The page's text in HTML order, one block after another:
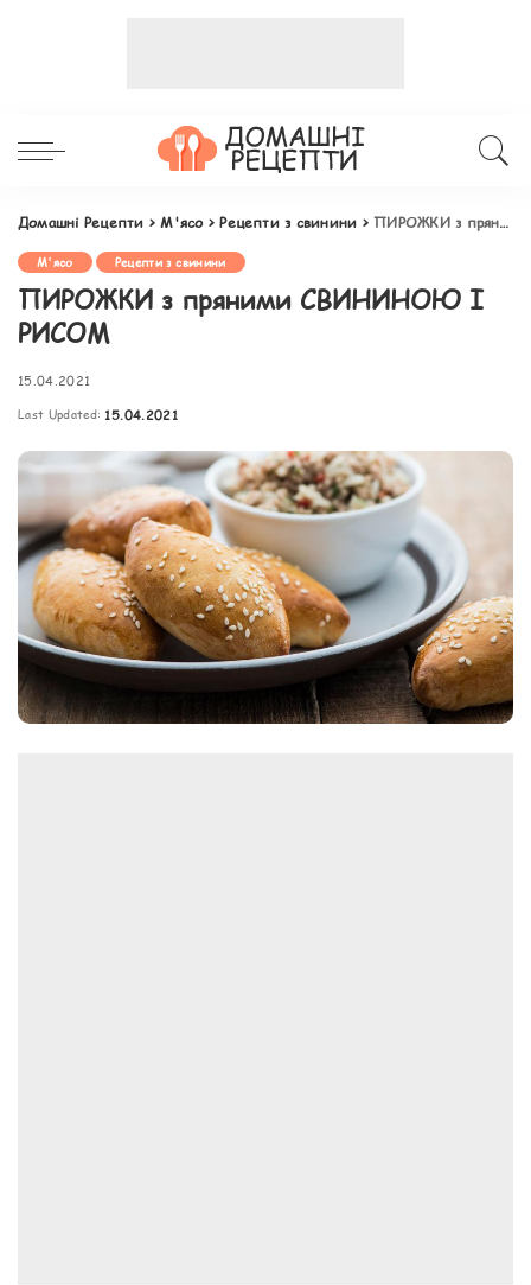
Домашні Рецепти >М'ясо>Рецепти з свинини >ПИРОЖКИ з пряними СВИНИНОЮ І РИСОМ
М'ясо Рецепти з свинини
ПИРОЖКИ з пряними СВИНИНОЮ І
РИСОМ
15.04.2021
Last Updated: 15.04.2021